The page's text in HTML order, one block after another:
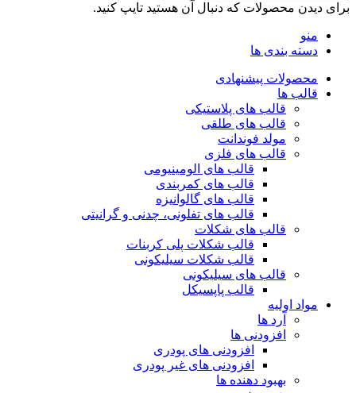
برای دیدن محصولات که دنبال آن هستید تایپ کنید.
منو
دسته بندی ها
محصولات پیشنهادی
قالب ها
قالب های پلاستیکی
قالب های طلقی
مولد فوندانت
قالب های فلزی
قالب های الومینیومی
قالب های کمربندی
قالب های گالوانیزه
قالب های تفلونی، چدنی و گرانیتی
قالب های شکلات
قالب شکلات پلی کربنات
قالب شکلات سیلیکونی
قالب های سیلیکونی
قالب پاپسیکل
مواد اولیه
آرد ها
افزودنی ها
افزودنی های پودری
افزودنی های غیر پودری
بهبود دهنده ها